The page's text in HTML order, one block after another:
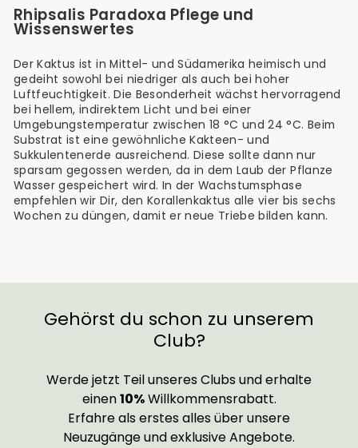
Rhipsalis Paradoxa Pflege und
Wissenswertes
Der Kaktus ist in Mittel- und Südamerika heimisch und
gedeiht sowohl bei niedriger als auch bei hoher
Luftfeuchtigkeit. Die Besonderheit wächst hervorragend
bei hellem, indirektem Licht und bei einer
Umgebungstemperatur zwischen 18 °C und 24 °C. Beim
Substrat ist eine gewöhnliche Kakteen- und
Sukkulentenerde ausreichend. Diese sollte dann nur
sparsam gegossen werden, da in dem Laub der Pflanze
Wasser gespeichert wird. In der Wachstumsphase
empfehlen wir Dir, den Korallenkaktus alle vier bis sechs
Wochen zu düngen, damit er neue Triebe bilden kann.
Gehörst du schon zu unserem
Club?
Werde jetzt Teil unseres Clubs und erhalte
einen10%Willkommensrabatt.
Erfahre als erstes alles über unsere
Neuzugänge und exklusive Angebote.